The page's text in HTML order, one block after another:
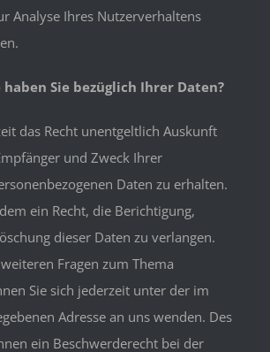
Analyse Ihres Nutzerverhaltens
haben Sie bezüglich Ihrer Daten?
das Recht unentgeltlich Auskunft
und Zweck Ihrer
Daten zu erhalten.
ein Recht, die Berichtigung,
dieser Daten zu verlangen.
Fragen zum Thema
Sie sich jederzeit unter der im
Adresse an uns wenden. Des
ein Beschwerderecht bei der